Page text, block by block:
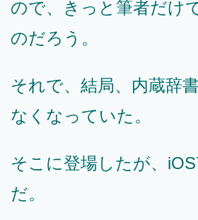
ので、きっと筆者だけ
のだろう。
それで、結局、内蔵辞
なくなっていた。
そこに登場したが、
だ。